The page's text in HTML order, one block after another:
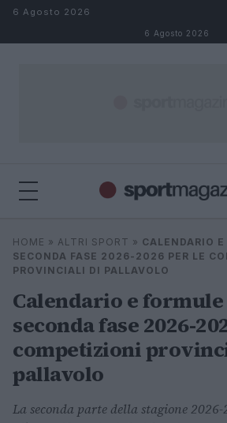
Salta al contenuto
6 Agosto 2026
6 Agosto 2026
Cerca
HOME » ALTRI SPORT » CALENDARIO
SECONDA FASE 2026-2026 PER LE
PROVINCIALI DI PALLAVOLO
Calendario e
seconda fase 2026-
competizioni
pallavolo
La seconda parte della stagione